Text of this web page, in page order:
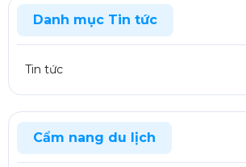
Danh mục Tin tức
Tin tức
Cẩm nang du lịch